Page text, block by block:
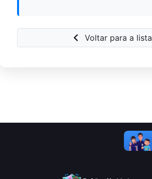
Voltar para a lista